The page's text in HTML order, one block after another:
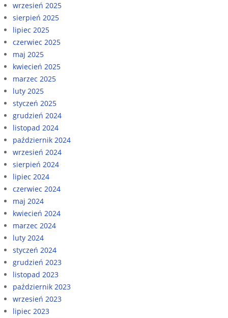
wrzesień 2025
sierpień 2025
lipiec 2025
czerwiec 2025
maj 2025
kwiecień 2025
marzec 2025
luty 2025
styczeń 2025
grudzień 2024
listopad 2024
październik 2024
wrzesień 2024
sierpień 2024
lipiec 2024
czerwiec 2024
maj 2024
kwiecień 2024
marzec 2024
luty 2024
styczeń 2024
grudzień 2023
listopad 2023
październik 2023
wrzesień 2023
lipiec 2023